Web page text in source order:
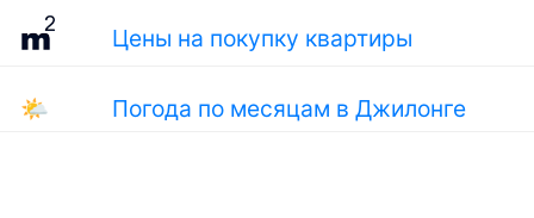
Цены на покупку квартиры
🌤 Погода по месяцам в Джилонге